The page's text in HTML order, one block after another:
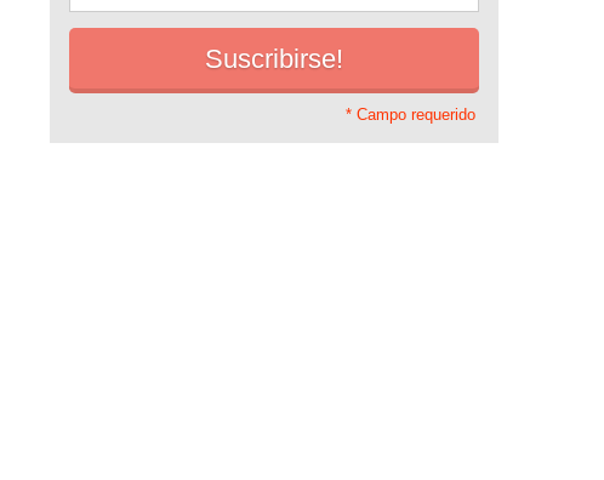
* Campo requerido